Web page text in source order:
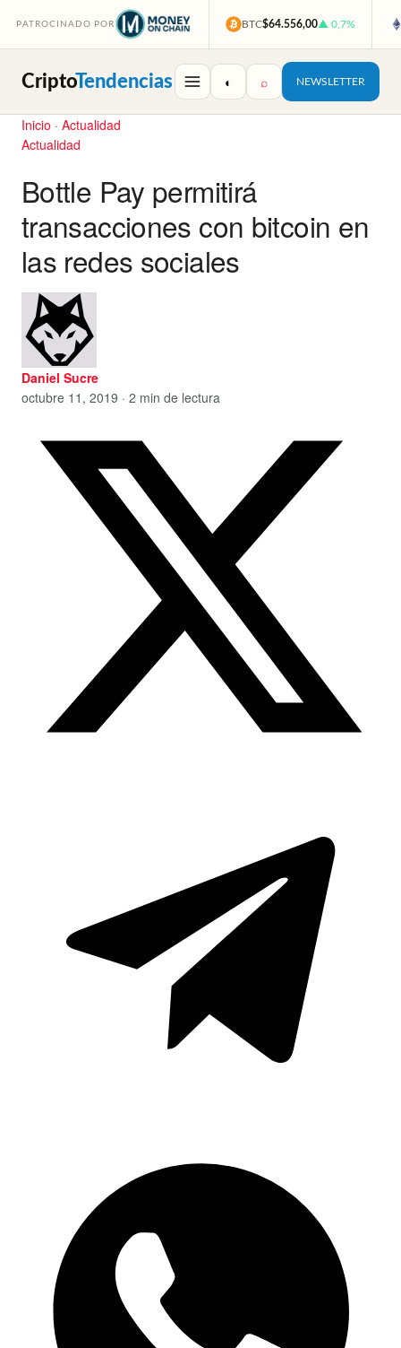
PATROCINADO POR BTC$64.556,00▲ 0,7%
CriptoTendencias ◐ ⌕ NEWSLETTER
Inicio · Actualidad
Actualidad
Bottle Pay permitirá
transacciones con bitcoin en
las redes sociales
Daniel Sucre
octubre 11, 2019 · 2 min de lectura